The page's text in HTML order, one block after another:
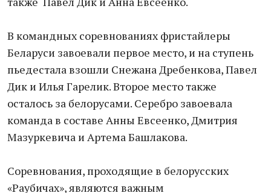
В командных соревнованиях фристайлеры
Беларуси завоевали первое место, и на ступень
пьедестала взошли Снежана Дребенкова, Павел
Дик и Илья Гарелик. Второе место также
осталось за белорусами. Серебро завоевала
команда в составе Анны Евсеенко, Дмитрия
Мазуркевича и Артема Башлакова.
Соревнования, проходящие в белорусских
«Раубичах», являются важным